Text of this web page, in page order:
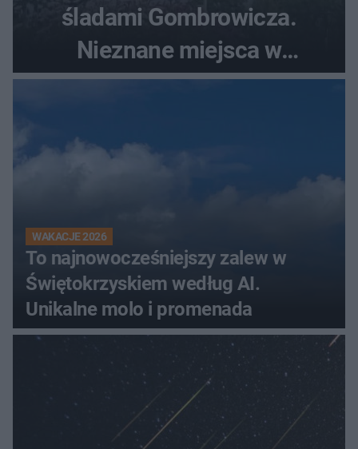
śladami Gombrowicza.
Nieznane miejsca w
Świętokrzyskiem
WAKACJE 2026
To najnowocześniejszy zalew w
Świętokrzyskiem według AI.
Unikalne molo i promenada